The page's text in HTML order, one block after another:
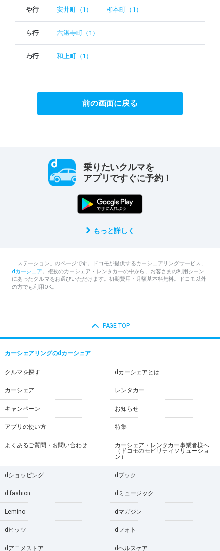
や行 安井町（1） 柳本町（1）
ら行 六湛寺町（1）
わ行 和上町（1）
前の画面に戻る
乗りたいクルマを
アプリですぐに予約！
もっと詳しく
「ステーション」のページです。ドコモが提供するカーシェアリングサービス、
dカーシェア。複数のカーシェア・レンタカーの中から、お客さまの利用シーン
にあったクルマをお選びいただけます。初期費用・月額基本料無料。ドコモ以外
の方でも利用OK。
PAGE TOP
カーシェアリングのdカーシェア
クルマを探す dカーシェアとは
カーシェア レンタカー
キャンペーン お知らせ
アプリの使い方 特集
よくあるご質問・お問い合わせ
カーシェア・レンタカー事業者様へ
（ドコモのモビリティソリューショ
ン）
dショッピング dブック
d fashion dミュージック
Lemino dマガジン
dヒッツ dフォト
dアニメストア dヘルスケア